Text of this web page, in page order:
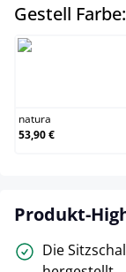
Gestell Farbe:
natura
53,90 €
Produkt-
Die